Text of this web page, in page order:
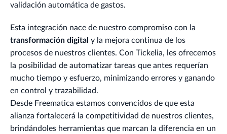
validación automática de gastos.
Esta integración nace de nuestro compromiso con la
transformación digital y la mejora continua de los
procesos de nuestros clientes. Con Tickelia, les ofrecemos
la posibilidad de automatizar tareas que antes requerían
mucho tiempo y esfuerzo, minimizando errores y ganando
en control y trazabilidad.
Desde Freematica estamos convencidos de que esta
alianza fortalecerá la competitividad de nuestros clientes,
brindándoles herramientas que marcan la diferencia en un